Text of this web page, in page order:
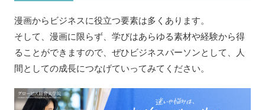
漫画からビジネスに役立つ要素は多くあります。
そして、漫画に限らず、学びはあらゆる素材や経験から得
ることができますので、ぜひビジネスパーソンとして、人
間としての成長につなげていってみてください。